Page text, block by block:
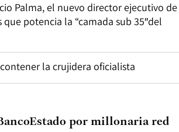
Palma, el nuevo director ejecutivo de
que potencia la “camada sub 35″del
la crujidera oficialista
por millonaria red